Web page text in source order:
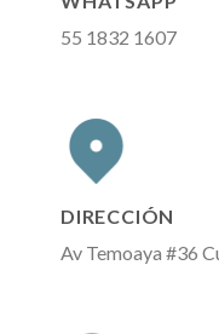
55 1832 1607
DIRECCIÓN
Av Temoaya #36